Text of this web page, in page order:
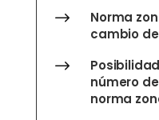
$
Norma
cambio
$
número
norma